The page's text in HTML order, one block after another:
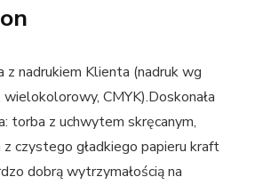
z nadrukiem Klienta (nadruk wg
CMYK).Doskonała
torba z uchwytem skręcanym,
czystego gładkiego papieru kraft
dobrą wytrzymałością na